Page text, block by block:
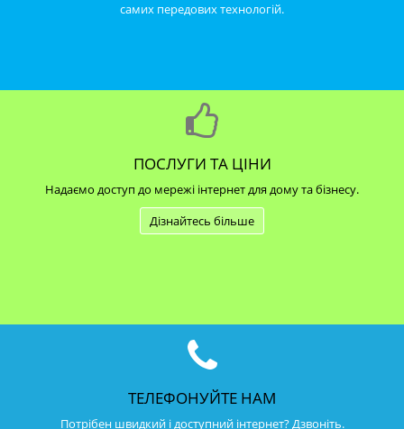
самих передових технологій.
ПОСЛУГИ ТА ЦІНИ
Надаємо доступ до мережі інтернет для дому та бізнесу.
Дізнайтесь більше
ТЕЛЕФОНУЙТЕ НАМ
Потрібен швидкий і доступний інтернет? Дзвоніть.